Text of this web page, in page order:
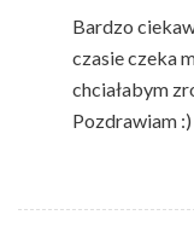
Bardzo
czasie czeka
chciałabym
Pozdrawiam :)